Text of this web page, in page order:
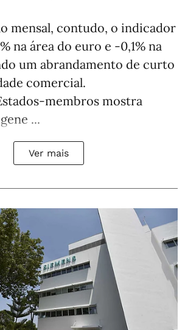
mensal, contudo, o indicador
na área do euro e -0,1% na
um abrandamento de curto
comercial.
mostra
...
Ver mais